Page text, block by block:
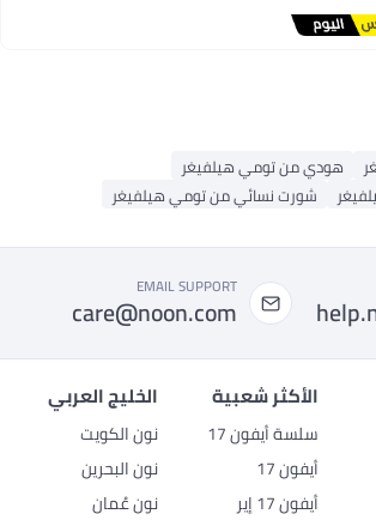
هودي من تومي هيلفيغر
شورت نسائي من تومي هيلفيغر
EMAIL SUPPORT
care@noon.com
الأكثر شعبية
سلسة أيفون 17
أيفون 17
أيفون 17 إير
الخليج العربي
نون الكويت
نون البحرين
نون عُمان